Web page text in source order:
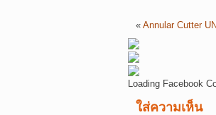
« Annular Cutter
Loading Facebook
ใส่ความเห็น